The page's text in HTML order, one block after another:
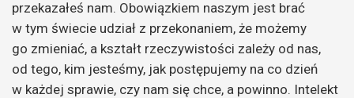
przekazałeś nam. Obowiązkiem naszym jest brać
w tym świecie udział z przekonaniem, że możemy
go zmieniać, a kształt rzeczywistości zależy od nas,
od tego, kim jesteśmy, jak postępujemy na co dzień
w każdej sprawie, czy nam się chce, a powinno. Intelekt